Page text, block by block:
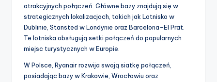
atrakcyjnych połączeń. Główne bazy znajdują się w
strategicznych lokalizacjach, takich jak Lotnisko w
Dublinie, Stansted w Londynie oraz Barcelona-El Prat.
Te lotniska obsługują setki połączeń do popularnych
miejsc turystycznych w Europie.
W Polsce, Ryanair rozwija swoją siatkę połączeń,
posiadając bazy w Krakowie, Wrocławiu oraz